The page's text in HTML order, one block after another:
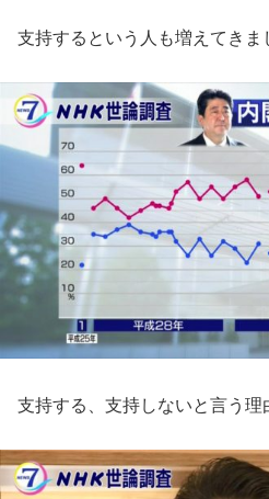
支持するという人も増えてきま
支持する、支持しないと言う理